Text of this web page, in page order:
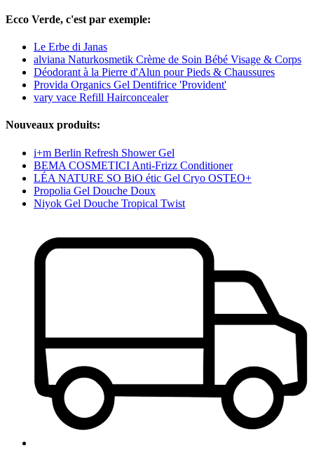
Ecco Verde, c'est par exemple:
Le Erbe di Janas
alviana Naturkosmetik Crème de Soin Bébé Visage & Corps
Déodorant à la Pierre d'Alun pour Pieds & Chaussures
Provida Organics Gel Dentifrice 'Provident'
vary vace Refill Hairconcealer
Nouveaux produits:
i+m Berlin Refresh Shower Gel
BEMA COSMETICI Anti-Frizz Conditioner
LÉA NATURE SO BiO étic Gel Cryo OSTEO+
Propolia Gel Douche Doux
Niyok Gel Douche Tropical Twist